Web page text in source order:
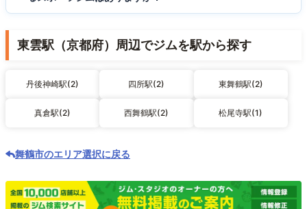
東雲駅（京都府）周辺でジムを駅から探す
丹後神崎駅(2) 四所駅(2) 東舞鶴駅(2)
真倉駅(2) 西舞鶴駅(2) 松尾寺駅(1)
舞鶴市のエリア選択に戻る